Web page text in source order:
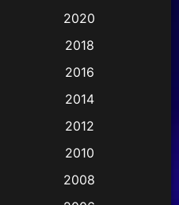
2020
2018
2016
2014
2012
2010
2008